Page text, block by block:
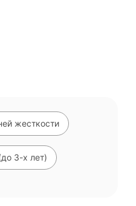
жесткости
3-х лет)